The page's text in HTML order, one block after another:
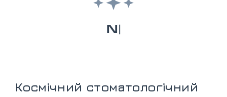
АЛ
Космічний стоматологічний